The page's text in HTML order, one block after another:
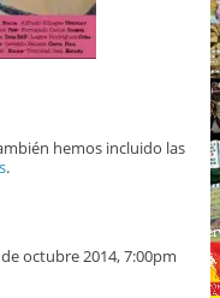
hemos incluido las
.
octubre 2014, 7:00pm